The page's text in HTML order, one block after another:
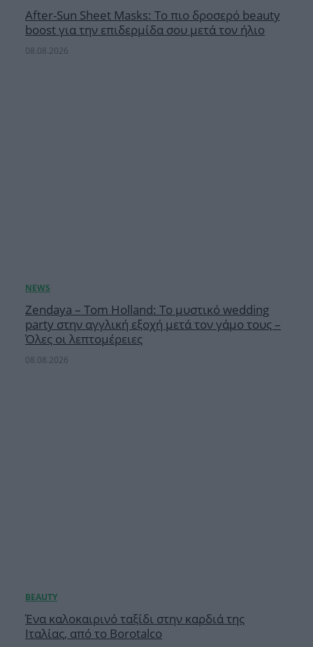
After-Sun Sheet Masks: Το πιο δροσερό beauty
boost για την επιδερμίδα σου μετά τον ήλιο
08.08.2026
Zendaya – Tom Holland: Το μυστικό wedding
party στην αγγλική εξοχή μετά τον γάμο τους –
Όλες οι λεπτομέρειες
08.08.2026
Ένα καλοκαιρινό ταξίδι στην καρδιά της
Ιταλίας, από το Borotalco